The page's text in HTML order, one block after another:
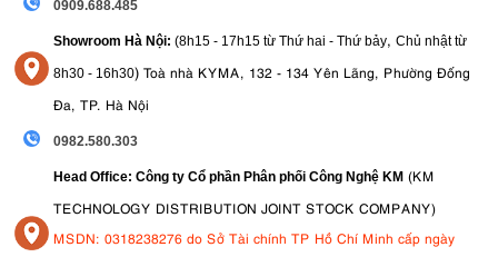
0909.688.485
Showroom Hà Nội: (8h15 - 17h15 từ Thứ hai - Thứ bảy, Chủ nhật từ
8h30 - 16h30) Toà nhà KYMA, 132 - 134 Yên Lãng, Phường Đống
Đa, TP. Hà Nội
0982.580.303
Head Office: Công ty Cổ phần Phân phối Công Nghệ KM (KM
TECHNOLOGY DISTRIBUTION JOINT STOCK COMPANY)
MSDN: 0318238276 do Sở Tài chính TP Hồ Chí Minh cấp ngày